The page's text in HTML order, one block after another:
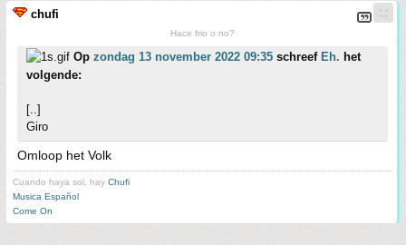
chufi
Hace frio o no?
Op zondag 13 november 2022 09:35 schreef Eh. het
volgende:
[..]
Giro
Omloop het Volk
Cuando haya sol, hay Chufi
Musica Español
Come On